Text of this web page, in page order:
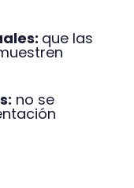
que las
no se